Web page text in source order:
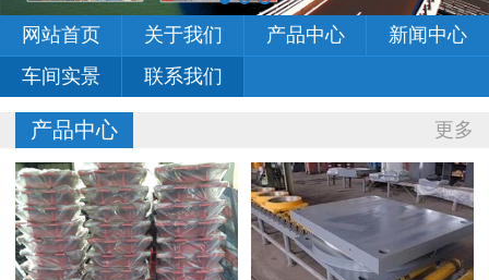
车间实景
联系我们
网站首页 关于我们 产品中心
新闻中心
车间实景
联系我们
更多
产品中心